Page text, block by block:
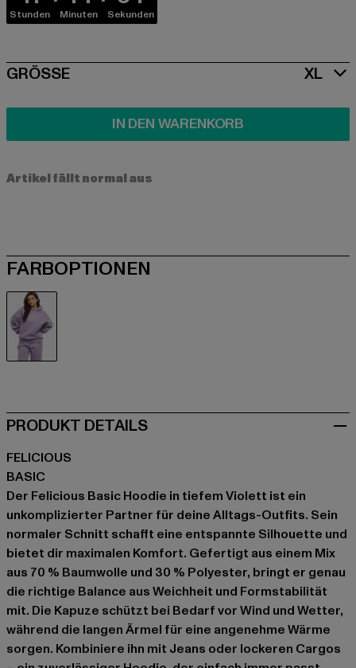
Stunden Minuten Sekunden
SIZE
GRÖSSE XL
IN DEN WARENKORB
Artikel fällt normal aus
FARBOPTIONEN
PRODUKT DETAILS
FELICIOUS
BASIC
Der Felicious Basic Hoodie in tiefem Violett ist ein
unkomplizierter Partner für deine Alltags-Outfits. Sein
normaler Schnitt schafft eine entspannte Silhouette und
bietet dir maximalen Komfort. Gefertigt aus einem Mix
aus 70 % Baumwolle und 30 % Polyester, bringt er genau
die richtige Balance aus Weichheit und Formstabilität
mit. Die Kapuze schützt bei Bedarf vor Wind und Wetter,
während die langen Ärmel für eine angenehme Wärme
sorgen. Kombiniere ihn mit Jeans oder lockeren Cargos